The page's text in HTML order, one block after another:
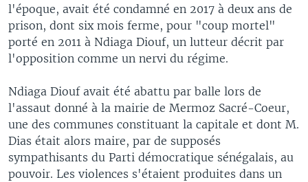
l'époque, avait été condamné en 2017 à deux ans de
prison, dont six mois ferme, pour "coup mortel"
porté en 2011 à Ndiaga Diouf, un lutteur décrit par
l'opposition comme un nervi du régime.
Ndiaga Diouf avait été abattu par balle lors de
l'assaut donné à la mairie de Mermoz Sacré-Coeur,
une des communes constituant la capitale et dont M.
Dias était alors maire, par de supposés
sympathisants du Parti démocratique sénégalais, au
pouvoir. Les violences s'étaient produites dans un